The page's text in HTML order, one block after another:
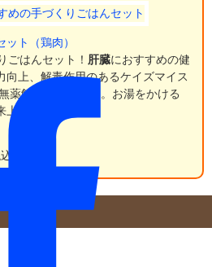
ト（鶏肉）
ごはんセット！ 肝臓におすすめの健
向上、解毒作用のあるケイズマイス
薬飼育鶏のセット。お湯をかける
がります。
)